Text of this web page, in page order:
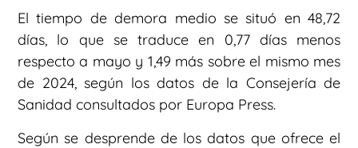
El tiempo de demora medio se situó en 48,72
días, lo que se traduce en 0,77 días menos
respecto a mayo y 1,49 más sobre el mismo mes
de 2024, según los datos de la Consejería de
Sanidad consultados por Europa Press.
Según se desprende de los datos que ofrece el